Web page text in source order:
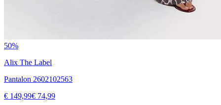
50%
Alix The Label
Pantalon 2602102563
€ 149,99€ 74,99